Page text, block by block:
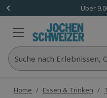
Über
Suche nach Erlebnissen,
Home / Essen & Trinken /